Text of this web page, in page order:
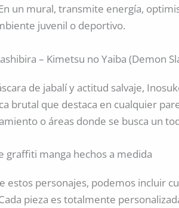
un mural, transmite energía,
juvenil o deportivo.
– Kimetsu no Yaiba (Demon
de jabalí y actitud salvaje,
brutal que destaca en cualquier
o áreas donde se busca un
graffiti manga hechos a medida
estos personajes, podemos incluir
pieza es totalmente